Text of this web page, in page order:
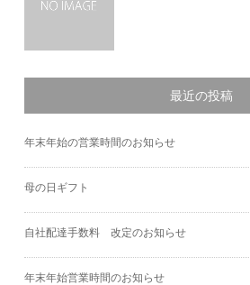
最近の投稿
年末年始の営業時間のお知らせ
母の日ギフト
自社配達手数料 改定のお知らせ
年末年始営業時間のお知らせ